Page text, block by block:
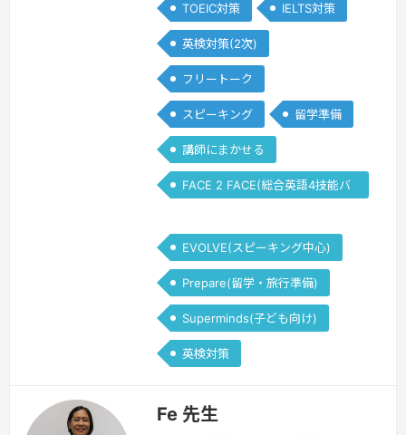
TOEIC対策 IELTS対策
英検対策(2次)
フリートーク
スピーキング 留学準備
講師にまかせる
FACE 2 FACE(総合英語4技能バ
EVOLVE(スピーキング中心)
Prepare(留学・旅行準備)
Superminds(子ども向け)
英検対策
Fe 先生